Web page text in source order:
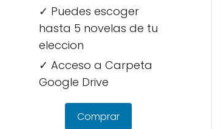
✓ Puedes escoger
hasta 5 novelas de tu
eleccion
✓ Acceso a Carpeta
Google Drive
Comprar